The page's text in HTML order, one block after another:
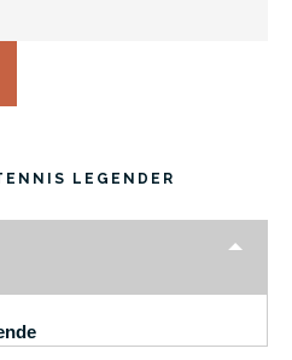
LEGENDER